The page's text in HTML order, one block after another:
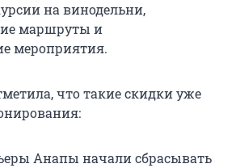
на винодельни,
маршруты и
мероприятия.
что такие скидки уже
Анапы начали сбрасывать